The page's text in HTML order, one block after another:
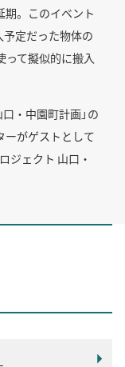
期。このイベント
定だった物体の
て擬似的に搬入
・中園町計画」の
ーがゲストとして
ジェクト 山口・